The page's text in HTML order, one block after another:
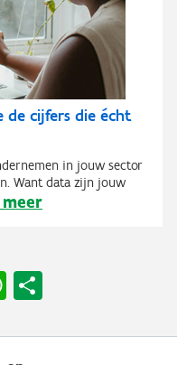
de cijfers die écht
in jouw sector
Want data zijn jouw
meer
WhatsApp